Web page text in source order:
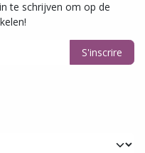
te schrijven om op de
S'inscrire